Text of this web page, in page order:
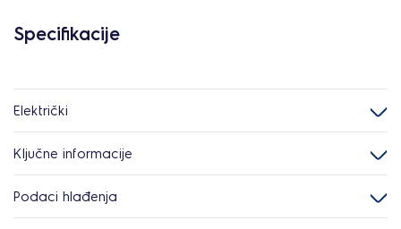
Specifikacije
Električki
Ključne informacije
Podaci hlađenja